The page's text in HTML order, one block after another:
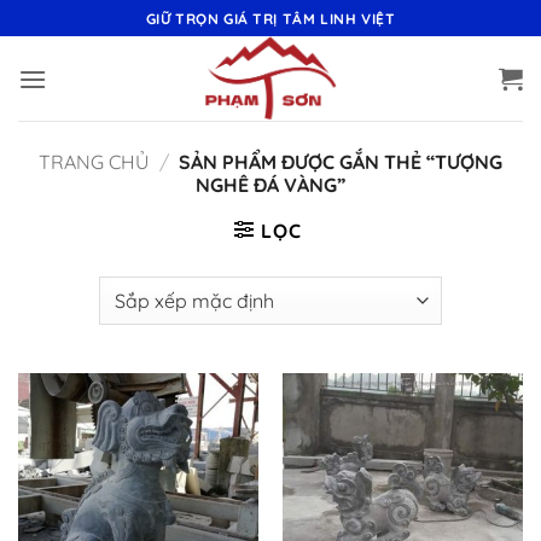
qua
nội
GIỮ TRỌN GIÁ TRỊ TÂM LINH VIỆT
TRANG CHỦ / SẢN PHẨM ĐƯỢC GẮN THẺ “TƯỢNG
NGHÊ ĐÁ VÀNG”
LỌC